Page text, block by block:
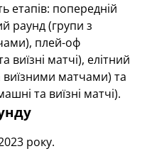
етапів: попередній
раунд (групи з
плей-оф
матчі), елітний
матчами) та
та виїзні матчі).
року.